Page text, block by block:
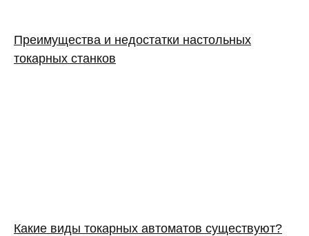
Преимущества и недостатки настольных
токарных станков
Какие виды токарных автоматов существуют?